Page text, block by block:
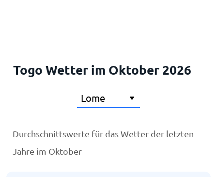
Togo Wetter im Oktober 2026
Durchschnittswerte für das Wetter der letzten
Jahre im Oktober